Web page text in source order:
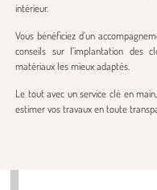
intérieur.
Vous bénéficiez d’un
conseils sur l’implantation des
matériaux les mieux adaptés.
Le tout avec un service clé en
estimer vos travaux en toute